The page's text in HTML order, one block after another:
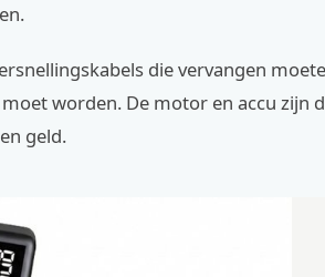
die vervangen
worden. De motor en accu zijn
geld.